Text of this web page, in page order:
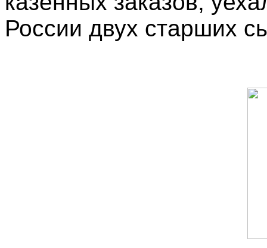
России двух старших